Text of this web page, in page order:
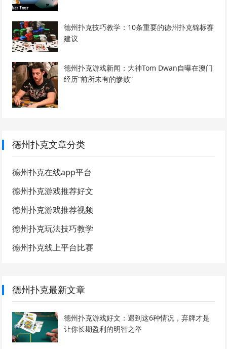
德州扑克技巧教学：10条重要的德州扑克锦标赛
建议
德州扑克游戏新闻：大神Tom Dwan自曝在澳门
经历“前所未有的惨败”
德州扑克文章分类
德州扑克在线app平台
德州扑克游戏推荐好文
德州扑克游戏推荐视频
德州扑克玩法技巧教学
德州扑克线上平台比赛
德州扑克最新文章
德州扑克游戏好文：遇到这6种情况，弃牌才是
让你长期盈利的明智之举